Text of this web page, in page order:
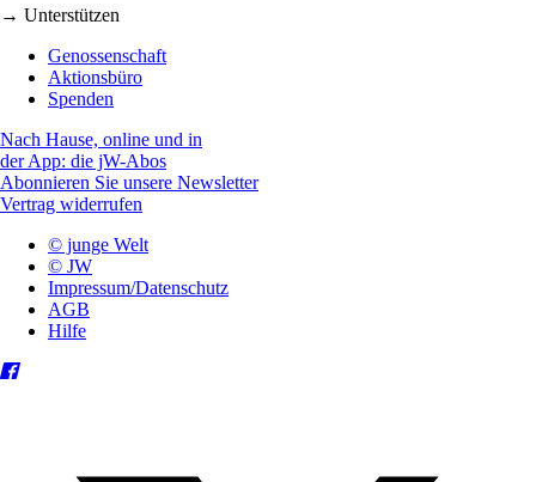
→ Unterstützen
Genossenschaft
Aktionsbüro
Spenden
Nach Hause, online und in
der App: die jW-Abos
Abonnieren Sie unsere Newsletter
Vertrag widerrufen
© junge Welt
© JW
Impressum/Datenschutz
AGB
Hilfe